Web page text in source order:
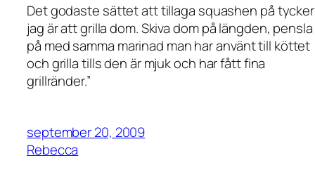
Det godaste sättet att tillaga squashen på tycker
jag är att grilla dom. Skiva dom på längden, pensla
på med samma marinad man har använt till köttet
och grilla tills den är mjuk och har fått fina
grillränder.”
september 20, 2009
Rebecca